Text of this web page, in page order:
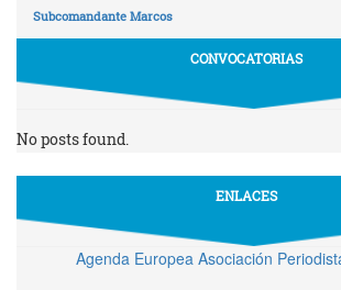
Subcomandante Marcos
CONVOCATORIAS
No posts found.
ENLACES
Agenda Europea Asociación